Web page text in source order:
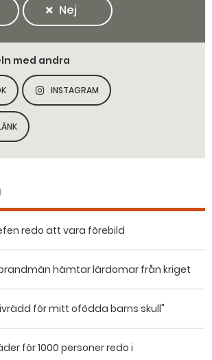
Nej
med andra
SIDAN PÅ DELA SIDAN PÅ
INSTAGRAM
SIDANS LÄNK
redo att vara förebild
hämtar lärdomar från kriget
för mitt ofödda barns skull"
för 1000 personer redo i